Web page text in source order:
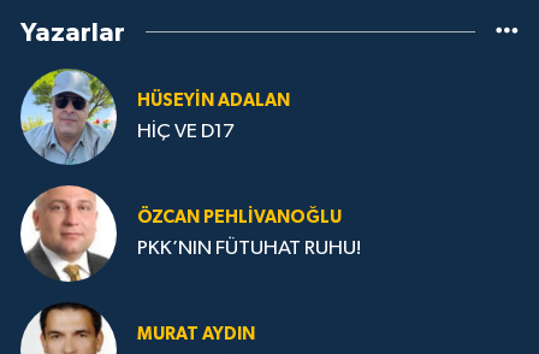
Yazarlar
HÜSEYIN ADALAN
HİÇ VE D17
ÖZCAN PEHLIVANOĞLU
PKK’NIN FÜTUHAT RUHU!
MURAT AYDIN